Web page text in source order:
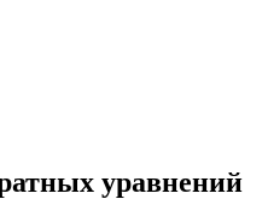
уравнений